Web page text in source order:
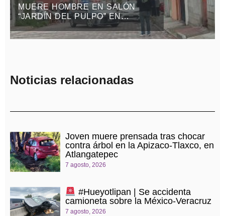
MUERE HOMBRE EN SALÓN
“JARDÍN DEL PULPO” EN
APIZACO
Noticias relacionadas
Joven muere prensada tras chocar
contra árbol en la Apizaco-Tlaxco, en
Atlangatepec
7 agosto, 2026
#Hueyotlipan | Se accidenta
camioneta sobre la México-Veracruz
7 agosto, 2026